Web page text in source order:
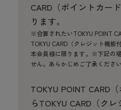
CARD（ポイントカー
ります。
※合算されたいTOKYU POINT
TOKYU CARD（クレジット機能
本会員様に限ります。※下記の
せん。あらかじめご了承ください
TOKYU POINT CARD
らTOKYU CARD（ク